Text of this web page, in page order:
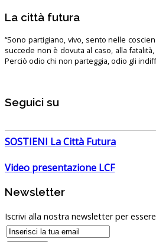
La città futura
“Sono partigiano, vivo, sento nelle
succede non è dovuta al caso, alla
Perciò odio chi non parteggia, odio gli
Seguici su
SOSTIENI La Città Futura
Video presentazione LCF
Newsletter
Iscrivi alla nostra newsletter per